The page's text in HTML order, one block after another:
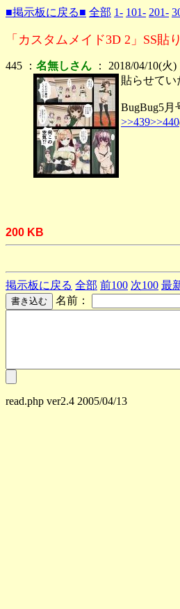
■掲示板に戻る■ 全部 1- 101- 201-
「カスタムメイド3D 2」SS貼
445 ： 名無しさん ： 2018/04/10(火
貼らせてい
BugBug5
>>439>>440
200 KB
掲示板に戻る 全部 前100 次100 最
名前：
read.php ver2.4 2005/04/13